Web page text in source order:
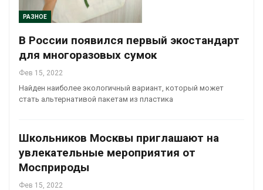
РАЗНОЕ
В России появился первый экостандарт
для многоразовых сумок
Фев 15, 2022
Найден наиболее экологичный вариант, который может
стать альтернативой пакетам из пластика
Школьников Москвы приглашают на
увлекательные мероприятия от
Мосприроды
Фев 15, 2022